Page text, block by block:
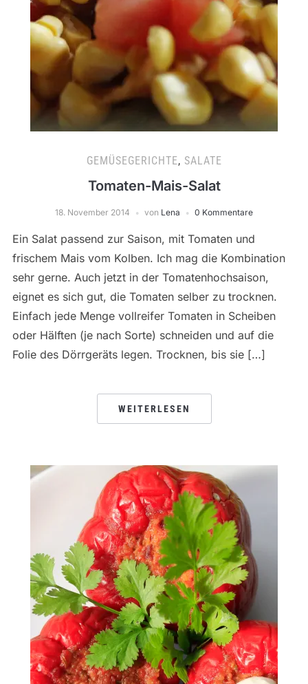
GEMÜSEGERICHTE, SALATE
Tomaten-Mais-Salat
18. November 2014 von Lena 0 Kommentare
Ein Salat passend zur Saison, mit Tomaten und
frischem Mais vom Kolben. Ich mag die Kombination
sehr gerne. Auch jetzt in der Tomatenhochsaison,
eignet es sich gut, die Tomaten selber zu trocknen.
Einfach jede Menge vollreifer Tomaten in Scheiben
oder Hälften (je nach Sorte) schneiden und auf die
Folie des Dörrgeräts legen. Trocknen, bis sie […]
WEITERLESEN